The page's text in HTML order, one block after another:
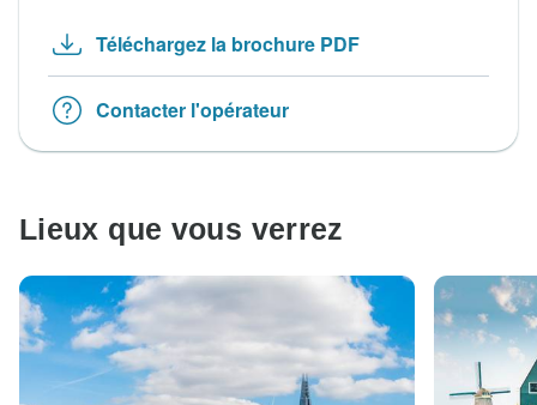
Téléchargez la brochure PDF
Contacter l'opérateur
Lieux que vous verrez